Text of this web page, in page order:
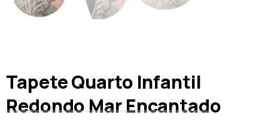
Tapete Quarto Infantil
Redondo Mar Encantado